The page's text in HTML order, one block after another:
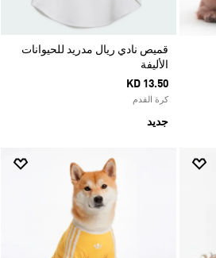
قميص نادي ريال مدريد للحيوانات
الأليفة
KD 13.50
كرة القدم
جديد